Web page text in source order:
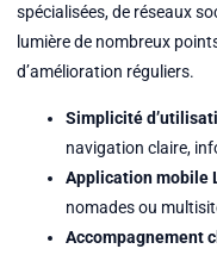
spécialisées, de réseaux
lumière de nombreux
d’amélioration réguliers.
Simplicité
navigation claire,
Application mobile
nomades ou
Accompagnement